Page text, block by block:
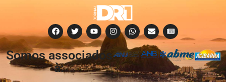
Somos associados
à: